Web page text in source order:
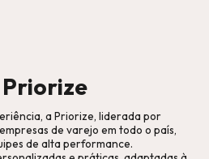
a Priorize, liderada por
de varejo em todo o país,
de alta performance.